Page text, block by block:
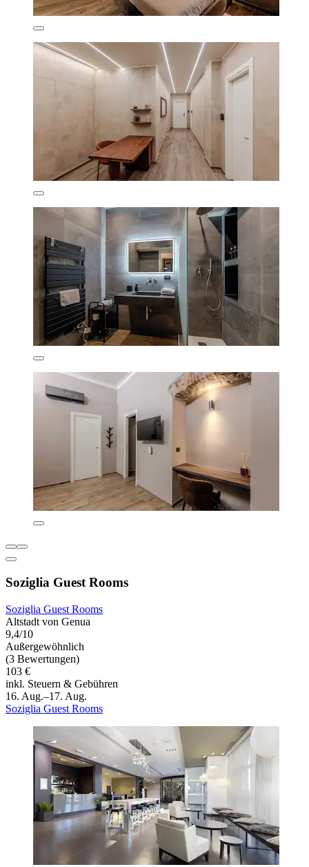
Soziglia Guest Rooms
Soziglia Guest Rooms
Altstadt von Genua
9,4/10
Außergewöhnlich
(3 Bewertungen)
103 €
inkl. Steuern & Gebühren
16. Aug.–17. Aug.
Soziglia Guest Rooms